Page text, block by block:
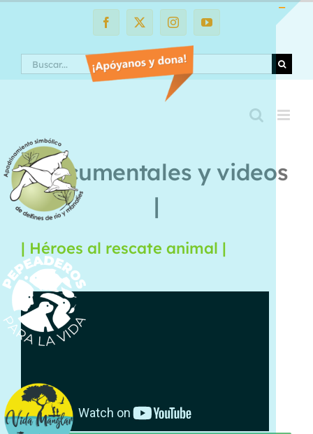
Facebook
X InstagramYouTube
Search
| Documentales y videos
|
| Héroes al rescate animal |
Bar
Area